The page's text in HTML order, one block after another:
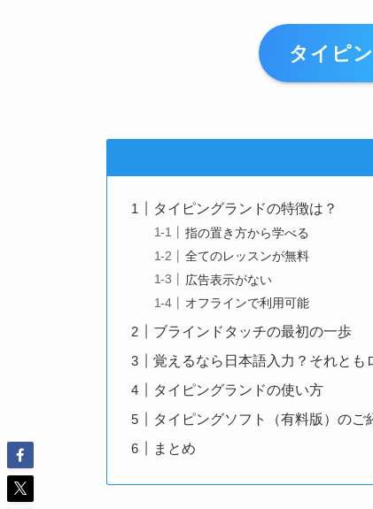
タイピ
タイピングランドの特徴は？
指の置き方から学べる
全てのレッスンが無料
広告表示がない
オフラインで利用可能
ブラインドタッチの最初の一歩
覚えるなら日本語入力？それとも
タイピングランドの使い方
タイピングソフト（有料版）のご
まとめ